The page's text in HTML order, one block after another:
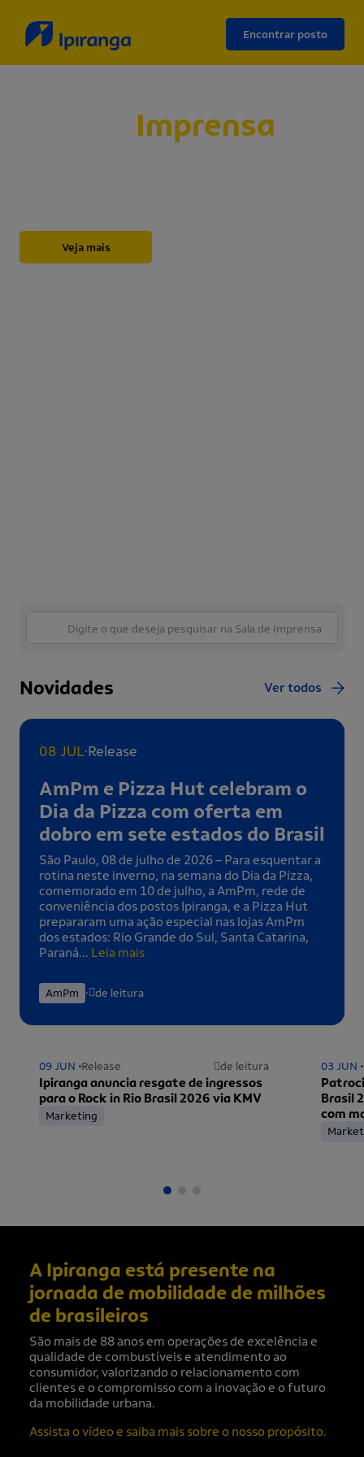
Encontrar posto
Imprensa
Veja mais
Novidades Ver todos
08 JUL.Release
AmPm e Pizza Hut celebram o
Dia da Pizza com oferta em
dobro em sete estados do Brasil
São Paulo, 08 de julho de 2026 – Para esquentar a
rotina neste inverno, na semana do Dia da Pizza,
comemorado em 10 de julho, a AmPm, rede de
conveniência dos postos Ipiranga, e a Pizza Hut
prepararam uma ação especial nas lojas AmPm
dos estados: Rio Grande do Sul, Santa Catarina,
Paraná... Leia mais
AmPm . de leitura
09 JUN Release de leitura
Ipiranga anuncia resgate de ingressos
para o Rock in Rio Brasil 2026 via KMV
Marketing
03 JUN
Brasil
com
A Ipiranga está presente na
jornada de mobilidade de milhões
de brasileiros
São mais de 88 anos em operações de excelência e
qualidade de combustíveis e atendimento ao
consumidor, valorizando o relacionamento com
clientes e o compromisso com a inovação e o futuro
da mobilidade urbana.
Assista o vídeo e saiba mais sobre o nosso propósito.